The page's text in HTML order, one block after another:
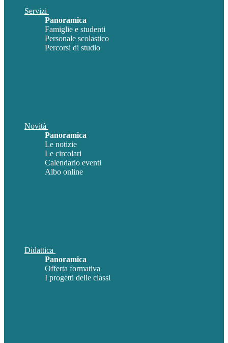
Servizi
Panoramica
Famiglie e studenti
Personale scolastico
Percorsi di studio
Novità
Panoramica
Le notizie
Le circolari
Calendario eventi
Albo online
Didattica
Panoramica
Offerta formativa
I progetti delle classi